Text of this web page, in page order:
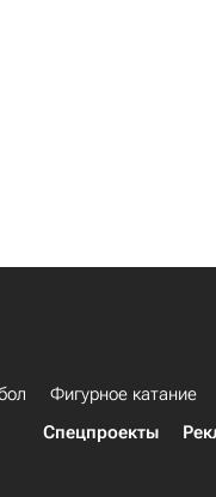
Фигурное катание
Спецпроекты